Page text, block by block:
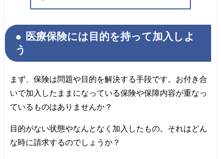
医療保険には目的を持って加入しよ
う
まず、保険は問題や目的を解決する手段です。お付き合
いで加入したままになっている保険や保障内容が重なっ
ているものはありませんか？
目的がない状態やなんとなく加入したもの。それはどん
な時に請求するのでしょうか？